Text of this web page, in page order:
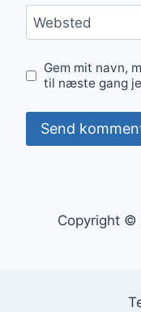
Websted
Gem mit navn,
til næste gang
Copyright ©